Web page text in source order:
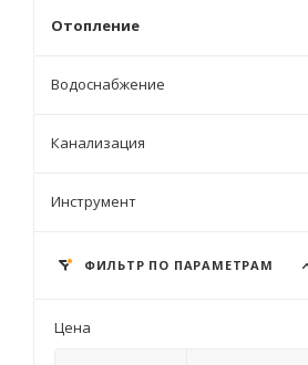
Отопление
Водоснабжение
Канализация
Инструмент
ФИЛЬТР ПО ПАРАМЕТРАМ
Цена